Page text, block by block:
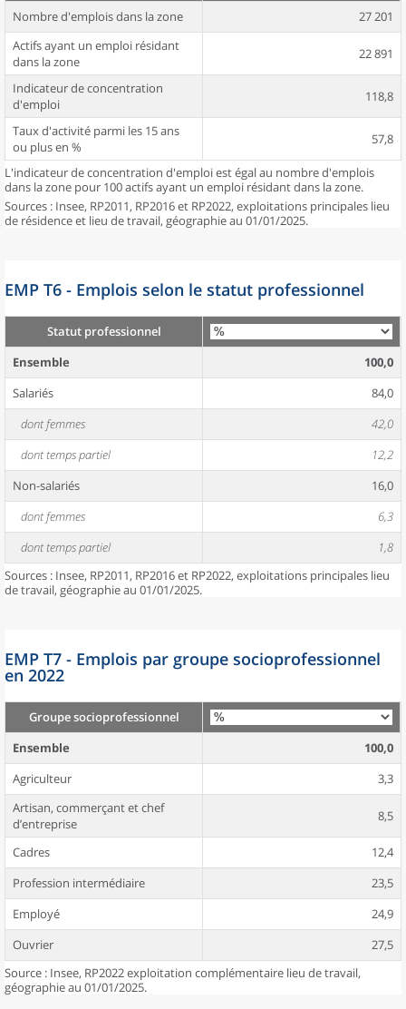
Nombre d'emplois dans la zone
27 201
Actifs ayant un emploi résidant
dans la zone
22 891
Indicateur de concentration
d'emploi
118,8
Taux d'activité parmi les 15 ans
ou plus en %
57,8
L'indicateur de concentration d'emploi est égal au nombre d'emplois
dans la zone pour 100 actifs ayant un emploi résidant dans la zone.
Sources : Insee, RP2011, RP2016 et RP2022, exploitations principales lieu
de résidence et lieu de travail, géographie au 01/01/2025.
EMP T6 - Emplois selon le statut professionnel
Statut professionnel
Ensemble
100,0
Salariés
84,0
dont femmes
42,0
dont temps partiel
12,2
Non-salariés
16,0
dont femmes
6,3
dont temps partiel
1,8
Sources : Insee, RP2011, RP2016 et RP2022, exploitations principales lieu
de travail, géographie au 01/01/2025.
EMP T7 - Emplois par groupe socioprofessionnel
en 2022
Groupe socioprofessionnel
Ensemble
100,0
Agriculteur
3,3
Artisan, commerçant et chef
d’entreprise
8,5
Cadres
12,4
Profession intermédiaire
23,5
Employé
24,9
Ouvrier
27,5
Source : Insee, RP2022 exploitation complémentaire lieu de travail,
géographie au 01/01/2025.